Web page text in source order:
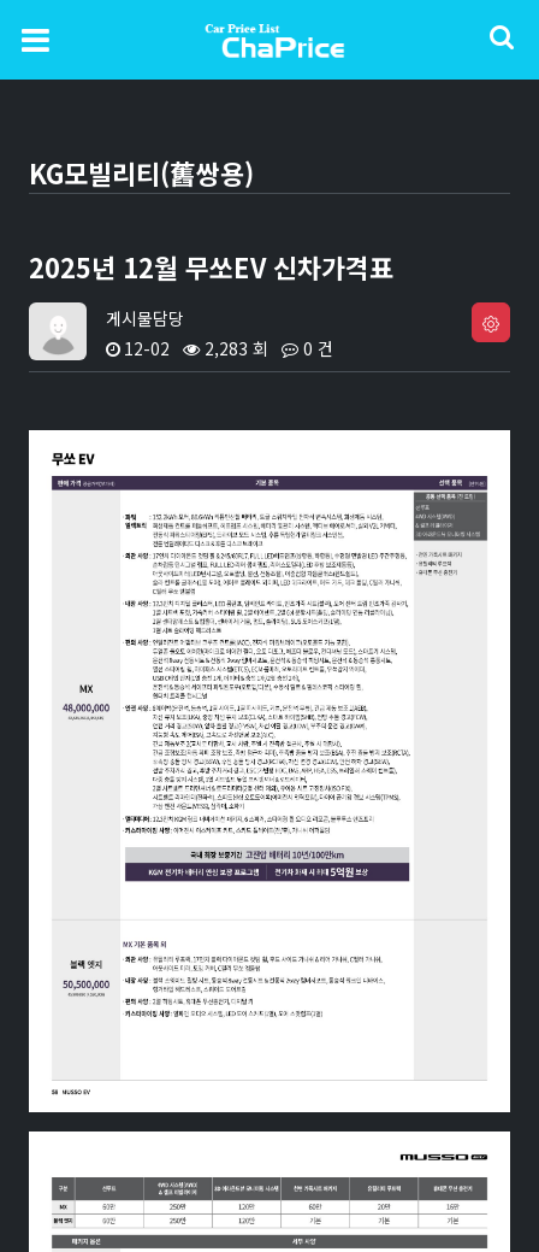
KG모빌리티(舊쌍용)
2025년 12월 무쏘EV 신차가격표
게시물담당
12-02
2,283 회 0 건